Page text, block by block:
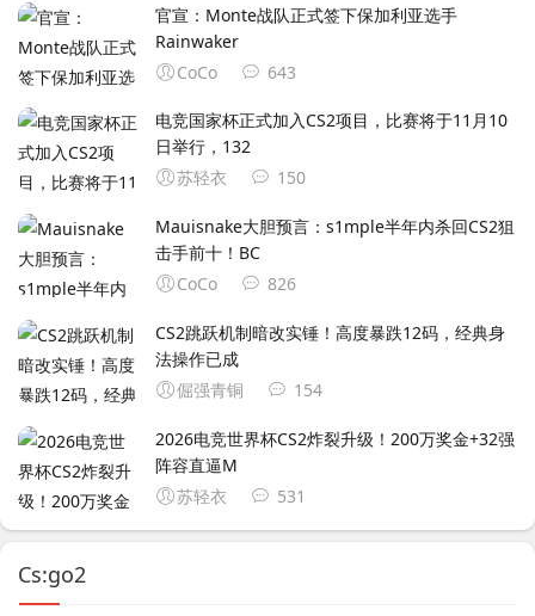
官宣：Monte战队正式签下保加利亚选手
Rainwaker
CoCo
643
电竞国家杯正式加入CS2项目，比赛将于11月10
日举行，132
苏轻衣
150
Mauisnake大胆预言：s1mple半年内杀回CS2狙
击手前十！BC
CoCo
826
CS2跳跃机制暗改实锤！高度暴跌12码，经典身
法操作已成
倔强青铜
154
2026电竞世界杯CS2炸裂升级！200万奖金+32强
阵容直逼M
苏轻衣
531
Cs:go2